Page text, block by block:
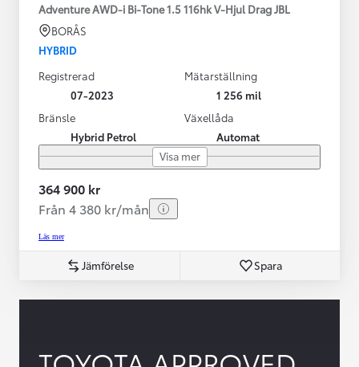
Adventure AWD-i Bi-Tone 1.5 116hk V-Hjul Drag JBL
BORÅS
HYBRID
Registrerad
07-2023
Mätarställning
1 256 mil
Bränsle
Hybrid Petrol
Växellåda
Automat
Visa mer
364 900 kr
Från 4 380 kr/mån
Läs mer
Jämförelse Spara